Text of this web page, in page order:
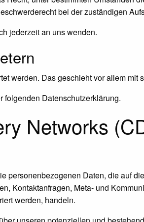
bei der zuständigen
jederzeit an uns wenden.
werden. Das geschieht vor allem mit
folgenden Datenschutzerklärung.
Networks
Daten, die auf
Kontaktanfragen, Meta- und
werden, handeln.